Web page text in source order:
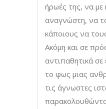
ήρωές της, να με
αναγνώστη, να
κάποιους να
Ακόμη και σε
αντιπαθητικά
το φως μιας
τις άγνωστες